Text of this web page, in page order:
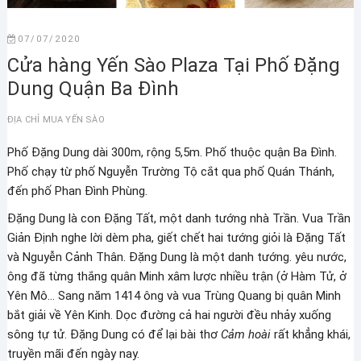
07/07/2020
Cửa hàng Yến Sào Plaza Tại Phố Đặng
Dung Quận Ba Đình
ĐỊA CHỈ MUA YẾN SÀO
Phố Đặng Dung dài 300m, rộng 5,5m. Phố thuộc quận Ba Đình.
Phố chạy từ phố Nguyễn Trường Tộ cắt qua phố Quán Thánh,
đến phố Phan Đình Phùng.
Đặng Dung là con Đặng Tất, một danh tướng nhà Trần. Vua Trần
Giản Định nghe lời dèm pha, giết chết hai tướng giỏi là Đặng Tất
và Nguyễn Cảnh Thân. Đặng Dung là một danh tướng. yêu nước,
ông đã từng thắng quân Minh xâm lược nhiều trận (ở Hàm Tử, ở
Yên Mô… Sang năm 1414 ông và vua Trùng Quang bị quân Minh
bắt giải về Yên Kinh. Dọc đường cả hai người đều nhảy xuống
sông tự tử. Đặng Dung có để lại bài thơ Cảm hoài rất khẳng khái,
truyền mãi đến ngày nay.